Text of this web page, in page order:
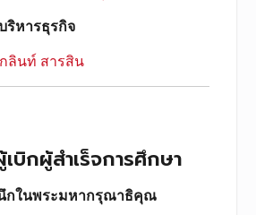
ริหารธุรกิจ
ลินท์ สารสิน
บิกผู้สำเร็จการศึกษา
กในพระมหากรุณาธิคุณ